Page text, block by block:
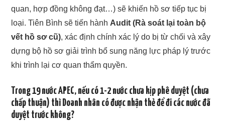
quan, hợp đồng không đạt…) sẽ khiến hồ sơ tiếp tục bị
loại. Tiên Bình sẽ tiến hành Audit (Rà soát lại toàn bộ
vết hồ sơ cũ), xác định chính xác lý do bị từ chối và xây
dựng bộ hồ sơ giải trình bổ sung năng lực pháp lý trước
khi trình lại cơ quan thẩm quyền.
Trong 19 nước APEC, nếu có 1-2 nước chưa kịp phê duyệt (chưa
chấp thuận) thì Doanh nhân có được nhận thẻ để đi các nước đã
duyệt trước không?